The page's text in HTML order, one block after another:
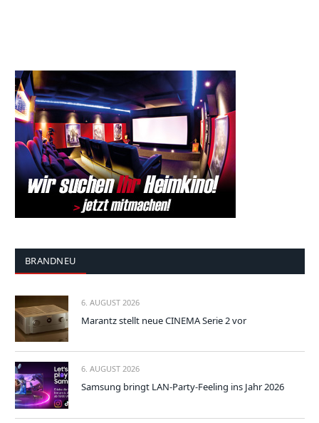
BRANDNEU
6. AUGUST 2026
Marantz stellt neue CINEMA Serie 2 vor
6. AUGUST 2026
Samsung bringt LAN-Party-Feeling ins Jahr 2026